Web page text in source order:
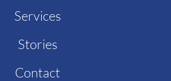
Services
Stories
Contact